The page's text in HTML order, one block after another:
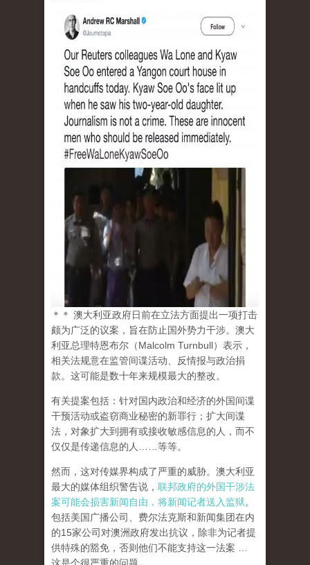
＊＊ 澳大利亚政府日前在立法方面提出一项打击
颇为广泛的议案，旨在防止国外势力干涉。澳大
利亚总理特恩布尔（Malcolm Turnbull）表示，
相关法规意在监管间谍活动、反情报与政治捐
款。这可能是数十年来规模最大的整改。
有关提案包括：针对国内政治和经济的外国间谍
干预活动或盗窃商业秘密的新罪行；扩大间谍
法，对象扩大到拥有或接收敏感信息的人，而不
仅仅是传递信息的人……等等。
然而，这对传媒界构成了严重的威胁。澳大利亚
最大的媒体组织警告说， 联邦政府的外国干涉法
案可能会损害新闻自由，将新闻记者送入监狱。
包括美国广播公司、费尔法克斯和新闻集团在内
的15家公司对澳洲政府发出抗议，除非为记者提
供特殊的豁免，否则他们不能支持这一法案 …